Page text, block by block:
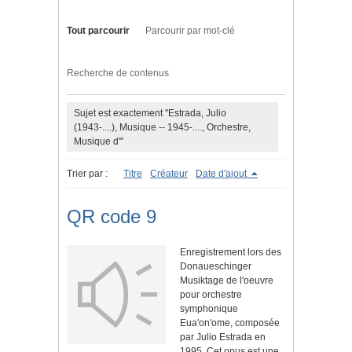
Tout parcourir Parcourir par mot-clé
Recherche de contenus
Sujet est exactement "Estrada, Julio
(1943-....), Musique -- 1945-...., Orchestre,
Musique d'"
Trier par : Titre Créateur Date d'ajout
QR code 9
Enregistrement lors des
Donaueschinger
Musiktage de l'oeuvre
pour orchestre
symphonique
Eua'on'ome, composée
par Julio Estrada en